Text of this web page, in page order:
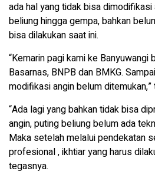
ada hal yang tidak bisa dimodifikasi
beliung hingga gempa, bahkan
bisa dilakukan saat ini.
“Kemarin pagi kami ke Banyuwangi
Basarnas, BNPB dan BMKG.
modifikasi angin belum ditemukan,”
“Ada lagi yang bahkan tidak bisa
angin, puting beliung belum ada
Maka setelah melalui pendekatan
profesional , ikhtiar yang harus
tegasnya.